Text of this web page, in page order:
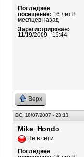
Последнее
посещение: 16 лет 8
месяцев назад
Зарегистрирован:
11/19/2009 - 16:44
Верх
ВС, 10/07/2007 - 23:13
Mike_Hondo
Не в сети
Последнее